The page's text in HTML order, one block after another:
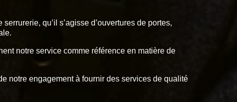
qu’il s’agisse d’ouvertures de portes,
notre service comme référence en matière de
notre engagement à fournir des services de qualité